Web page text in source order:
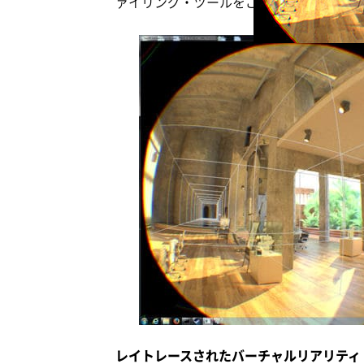
レイトレースされたバーチャルリアリティ